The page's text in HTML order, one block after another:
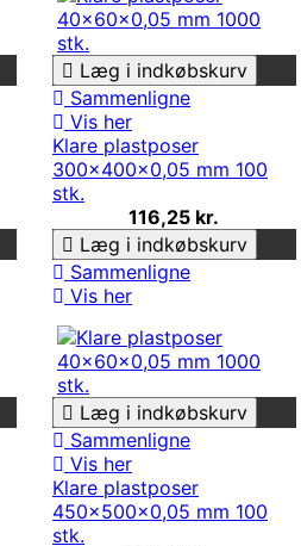
Læg i indkøbskurv
Sammenligne
Vis her
Klare plastposer
300x400x0,05 mm 100
stk.
116,25 kr.
Læg i indkøbskurv
Sammenligne
Vis her
Læg i indkøbskurv
Sammenligne
Vis her
Klare plastposer
450x500x0,05 mm 100
stk.